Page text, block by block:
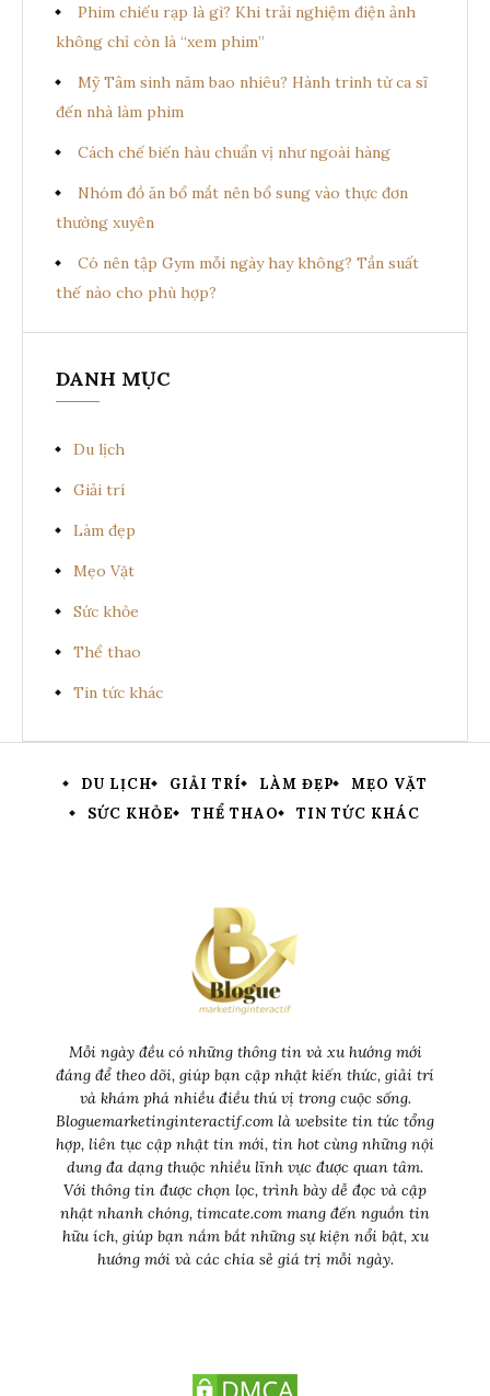
Phim chiếu rạp là gì? Khi trải nghiệm điện ảnh
không chỉ còn là “xem phim”
Mỹ Tâm sinh năm bao nhiêu? Hành trình từ ca sĩ
đến nhà làm phim
Cách chế biến hàu chuẩn vị như ngoài hàng
Nhóm đồ ăn bổ mắt nên bổ sung vào thực đơn
thường xuyên
Có nên tập Gym mỗi ngày hay không? Tần suất
thế nào cho phù hợp?
DANH MỤC
Du lịch
Giải trí
Làm đẹp
Mẹo Vặt
Sức khỏe
Thể thao
Tin tức khác
DU LỊCH GIẢI TRÍ LÀM ĐẸP
MẸO VẶT
SỨC KHỎE
THỂ THAO TIN TỨC KHÁC
Mỗi ngày đều có những thông tin và xu hướng mới
đáng để theo dõi, giúp bạn cập nhật kiến thức, giải trí
và khám phá nhiều điều thú vị trong cuộc sống.
Bloguemarketinginteractif.com là website tin tức tổng
hợp, liên tục cập nhật tin mới, tin hot cùng những nội
dung đa dạng thuộc nhiều lĩnh vực được quan tâm.
Với thông tin được chọn lọc, trình bày dễ đọc và cập
nhật nhanh chóng, timcate.com mang đến nguồn tin
hữu ích, giúp bạn nắm bắt những sự kiện nổi bật, xu
hướng mới và các chia sẻ giá trị mỗi ngày.